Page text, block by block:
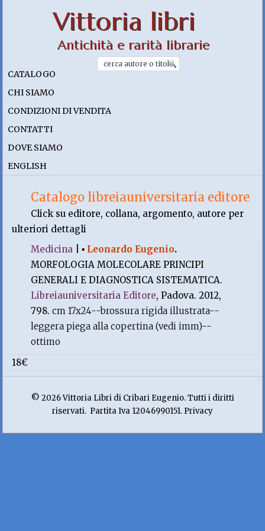
Vittoria libri
Antichità e rarità librarie
CATALOGO
CHI SIAMO
CONDIZIONI DI VENDITA
CONTATTI
DOVE SIAMO
ENGLISH
Catalogo libreiauniversitaria editore
Click su editore, collana, argomento, autore per
ulteriori dettagli
Medicina |▪ Leonardo Eugenio.
MORFOLOGIA MOLECOLARE PRINCIPI
GENERALI E DIAGNOSTICA SISTEMATICA.
Libreiauniversitaria Editore, Padova. 2012,
798.cm 17x24--brossura rigida illustrata--
leggera piega alla copertina (vedi imm)--
ottimo
18€
© 2026 Vittoria Libri di Cribari Eugenio. Tutti i diritti
riservati. Partita Iva 12046990151. Privacy